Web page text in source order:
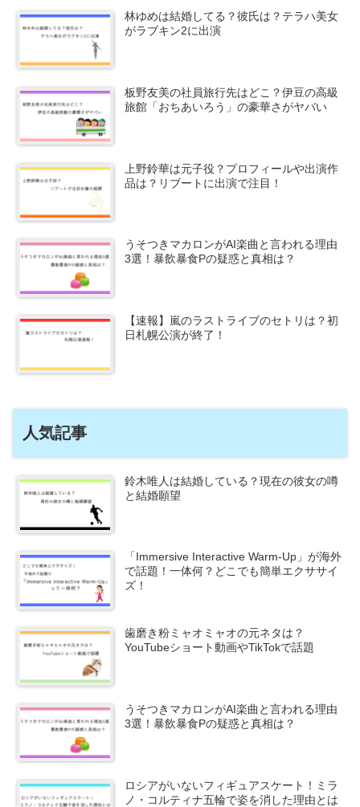
林ゆめは結婚してる？彼氏は？テラハ美女
がラブキン2に出演
板野友美の社員旅行先はどこ？伊豆の高級
旅館「おちあいろう」の豪華さがヤバい
上野鈴華は元子役？プロフィールや出演作
品は？リブートに出演で注目！
うそつきマカロンがAI楽曲と言われる理由
3選！暴飲暴食Pの疑惑と真相は？
【速報】嵐のラストライブのセトリは？初
日札幌公演が終了！
人気記事
鈴木唯人は結婚している？現在の彼女の噂
と結婚願望
「Immersive Interactive Warm-Up」が海外
で話題！一体何？どこでも簡単エクササイ
ズ！
歯磨き粉ミャオミャオの元ネタは？
YouTubeショート動画やTikTokで話題
うそつきマカロンがAI楽曲と言われる理由
3選！暴飲暴食Pの疑惑と真相は？
ロシアがいないフィギュアスケート！ミラ
ノ・コルティナ五輪で姿を消した理由とは